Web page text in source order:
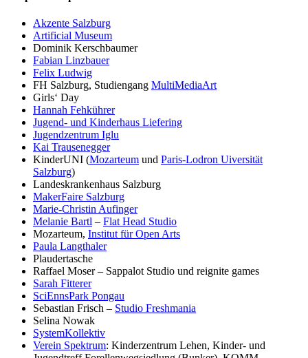
Akzente Salzburg
Artificial Museum
Dominik Kerschbaumer
Fabian Linzbauer
Felix Ludwig
FH Salzburg, Studiengang MultiMediaArt
Girls‘ Day
Hannah Fehkührer
Jugend- und Kinderhaus Liefering
Jugendzentrum Iglu
Kai Trausenegger
KinderUNI (Mozarteum und Paris-Lodron Uiversität
Salzburg)
Landeskrankenhaus Salzburg
MakerFaire Salzburg
Marie-Christin Aufinger
Melanie Bartl – Flat Head Studio
Mozarteum, Institut für Open Arts
Paula Langthaler
Plaudertasche
Raffael Moser – Sappalot Studio und reignite games
Sarah Fitterer
SciEnnsPark Pongau
Sebastian Frisch – Studio Freshmania
Selina Nowak
SystemKollektiv
Verein Spektrum: Kinderzentrum Lehen, Kinder- und